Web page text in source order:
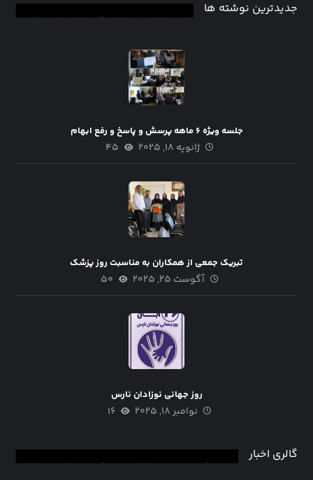
جدیدترین نوشته ها
جلسه ویژه ۶ ماهه پرسش و پاسخ و رفع ابهام
ژانویه ۱۸, ۲۰۲۵ ۴۵
تبریک جمعی از همکاران به مناسبت روز پزشک
آگوست ۲۵, ۲۰۲۵ ۵۰
روز جهانی نوزادان نارس
نوامبر ۱۸, ۲۰۲۵ ۱۶
گالری اخبار